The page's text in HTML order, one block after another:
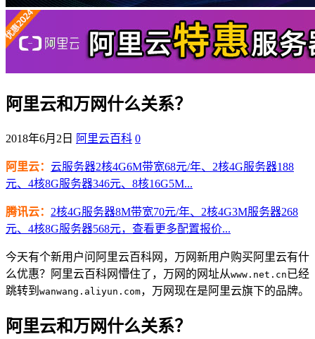
阿里云和万网什么关系？
2018年6月2日 阿里云百科 0
阿里云： 云服务器2核4G6M带宽68元/年、2核4G服务器188
元、4核8G服务器346元、8核16G5M...
腾讯云： 2核4G服务器8M带宽70元/年、2核4G3M服务器268
元、4核8G服务器568元，查看更多配置报价...
今天有个新用户问阿里云百科网，万网新用户购买阿里云有什
么优惠？阿里云百科网懵住了，万网的网址从www.net.cn已经
跳转到 wanwang.aliyun.com，万网现在是阿里云旗下的品牌。
阿里云和万网什么关系？